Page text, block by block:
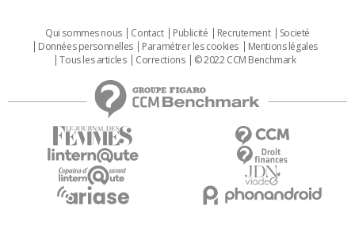
Qui sommes nous Contact Publicité Recrutement
Societé
Données personnelles
Paramétrer les cookies
Mentions légales
Tous les articles
Corrections © 2022 CCM Benchmark